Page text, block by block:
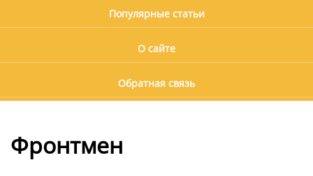
Популярные статьи
О сайте
Обратная связь
Фронтмен